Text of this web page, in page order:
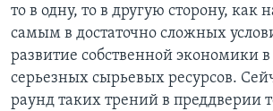
то в одну, то в другую сторону, как
самым в достаточно сложных
развитие собственной экономики в
серьезных сырьевых ресурсов.
раунд таких трений в преддверии